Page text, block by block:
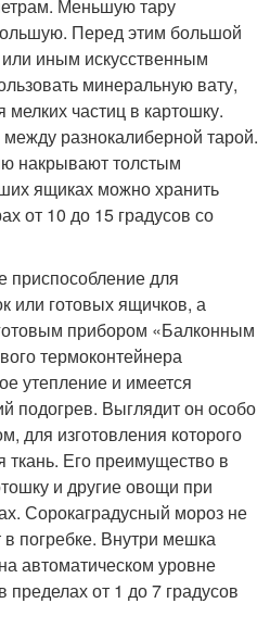
Меньшую тару
Перед этим большой
иным искусственным
минеральную вату,
частиц в картошку.
разнокалиберной тарой.
накрывают толстым
ящиках можно хранить
от 10 до 15 градусов со
приспособление для
или готовых ящичков, а
прибором «Балконным
термоконтейнера
утепление и имеется
подогрев. Выглядит он особо
для изготовления которого
ткань. Его преимущество в
и другие овощи при
Сорокаградусный мороз не
в погребке. Внутри мешка
автоматическом уровне
пределах от 1 до 7 градусов